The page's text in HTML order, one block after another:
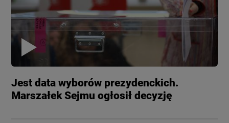
Jest data wyborów prezydenckich.
Marszałek Sejmu ogłosił decyzję